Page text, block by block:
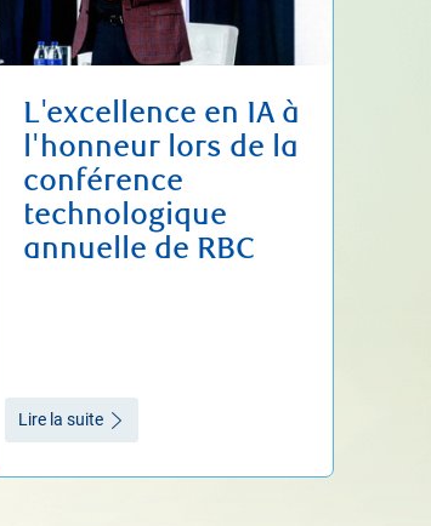
L'excellence en IA à
l'honneur lors de la
conférence
technologique
annuelle de RBC
Lire la suite